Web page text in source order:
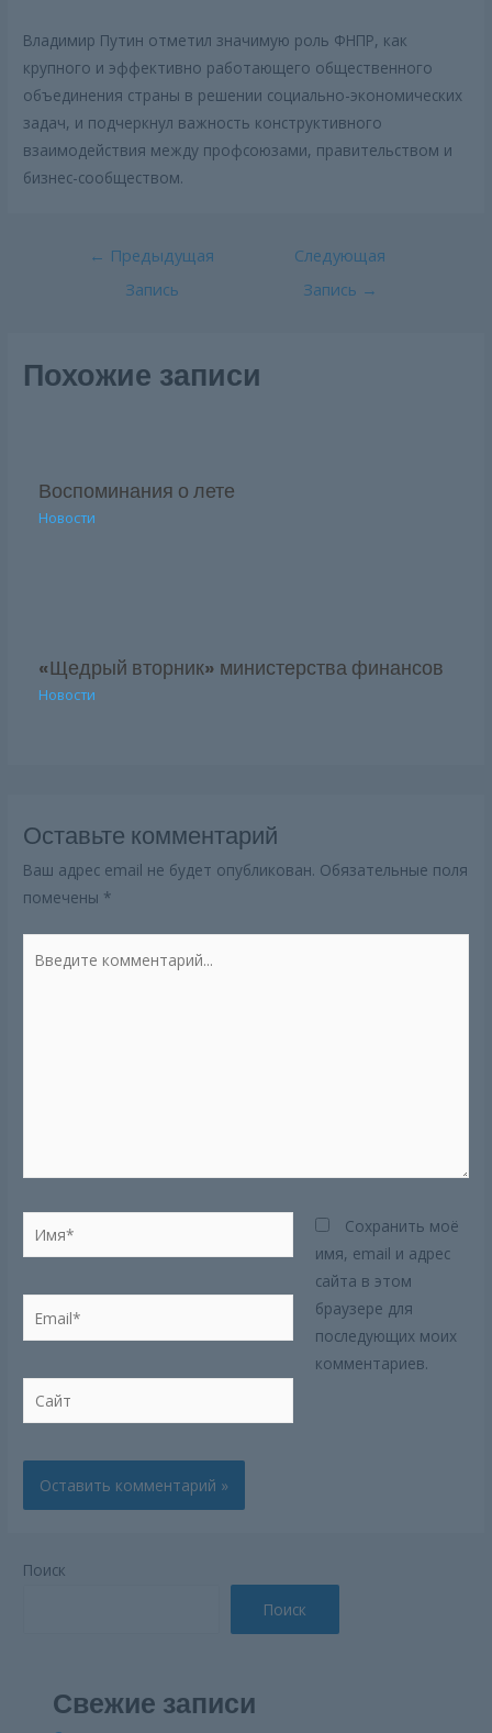
Владимир Путин отметил значимую роль ФНПР, как
крупного и эффективно работающего общественного
объединения страны в решении социально-экономических
задач, и подчеркнул важность конструктивного
взаимодействия между профсоюзами, правительством и
бизнес-сообществом.
Навигация
← Предыдущая
Запись
Следующая
Запись →
Похожие записи
Воспоминания о лете
Новости
«Щедрый вторник» министерства финансов
Новости
Оставьте комментарий
Ваш адрес email не будет опубликован. Обязательные поля
помечены *
комментарий...
Имя*
Сайт
Сохранить моё
имя, email и адрес
сайта в этом
браузере для
последующих моих
комментариев.
Поиск
Поиск
Свежие записи